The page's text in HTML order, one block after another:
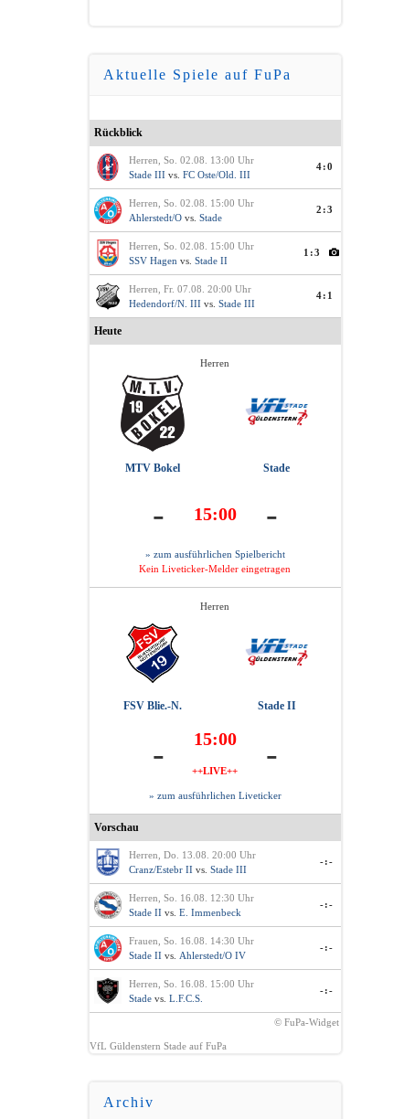
Aktuelle Spiele auf FuPa
Rückblick
Herren, So. 02.08. 13:00 Uhr
Stade III vs. FC Oste/Old. III
4:0
Herren, So. 02.08. 15:00 Uhr
Ahlerstedt/Ovs. Stade
2:3
Herren, So. 02.08. 15:00 Uhr
SSV Hagen vs. Stade II
1:3
Herren, Fr. 07.08. 20:00 Uhr
Hedendorf/N. III vs. Stade III
4:1
Heute
Herren
MTV Bokel Stade
- 15:00 -
» zum ausführlichen Spielbericht
Kein Liveticker-Melder eingetragen
Herren
FSV Blie.-N. Stade II
- 15:00
++LIVE++ -
» zum ausführlichen Liveticker
Vorschau
Herren, Do. 13.08. 20:00 Uhr
Cranz/Estebr II vs. Stade III
-:-
Herren, So. 16.08. 12:30 Uhr
Stade II vs. E. Immenbeck
-:-
Frauen, So. 16.08. 14:30 Uhr
Stade II vs. Ahlerstedt/O IV
-:-
Herren, So. 16.08. 15:00 Uhr
Stadevs. L.F.C.S.
-:-
© FuPa-Widget
VfL Güldenstern Stade auf FuPa
Archiv